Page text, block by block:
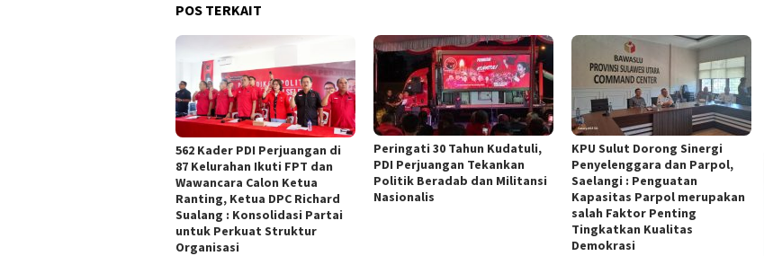
POS TERKAIT
562 Kader PDI Perjuangan di
87 Kelurahan Ikuti FPT dan
Wawancara Calon Ketua
Ranting, Ketua DPC Richard
Sualang : Konsolidasi Partai
untuk Perkuat Struktur
Organisasi
Peringati 30 Tahun Kudatuli,
PDI Perjuangan Tekankan
Politik Beradab dan Militansi
Nasionalis
KPU Sulut Dorong Sinergi
Penyelenggara dan Parpol,
Saelangi : Penguatan
Kapasitas Parpol merupakan
salah Faktor Penting
Tingkatkan Kualitas
Demokrasi